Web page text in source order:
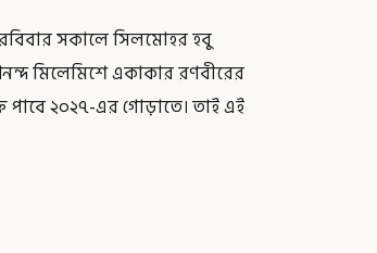
সকালে সিলমোহর হবু
মিলেমিশে একাকার রণবীরের
২০২৭-এর গোড়াতে। তাই এই